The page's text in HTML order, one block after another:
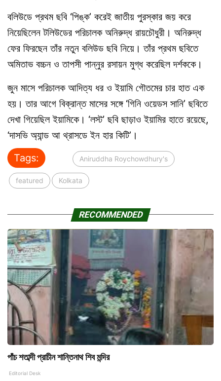
বলিউডে প্রথম ছবি ‘পিঙ্ক’ করেই জাতীয় পুরস্কার জয় করে
নিয়েছিলেন টলিউডের পরিচালক অনিরুদ্ধ রায়চৌধুরী। অনিরুদ্ধ
ফের ফিরছেন তাঁর নতুন বলিউড ছবি নিয়ে। তাঁর প্রথম ছবিতে
অমিতাভ বচ্চন ও তাপসী পান্নুর রসায়ন মুগ্ধ করেছিল দর্শককে।
জুন মাসে পরিচালক আদিত্য ধর ও ইয়ামি গৌতমের চার হাত এক
হয়। তার আগে বিক্রান্ত মাসের সঙ্গে ‘গিনি ওয়েডস সানি’ ছবিতে
দেখা গিয়েছিল ইয়ামিকে। ‘লস্ট’ ছবি ছাড়াও ইয়ামির হাতে রয়েছে,
‘দাসভি অ্যান্ড আ থ্রাসডে ইন হার কিটি’।
Tags:
Aniruddha Roychowdhury's
featured Kolkata
RECOMMENDED
পাঁচ শতাব্দী প্রাচীন শান্তিনাথ শিব মন্দির
Editorial Desk